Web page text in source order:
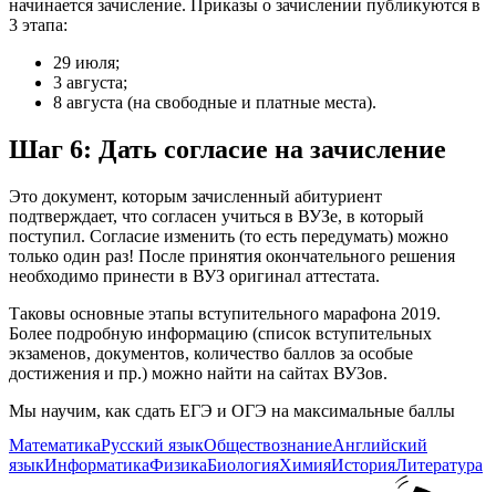
начинается зачисление. Приказы о зачислении публикуются в
3 этапа:
29 июля;
3 августа;
8 августа (на свободные и платные места).
Шаг 6: Дать согласие на зачисление
Это документ, которым зачисленный абитуриент
подтверждает, что согласен учиться в ВУЗе, в который
поступил. Согласие изменить (то есть передумать) можно
только один раз! После принятия окончательного решения
необходимо принести в ВУЗ оригинал аттестата.
Таковы основные этапы вступительного марафона 2019.
Более подробную информацию (список вступительных
экзаменов, документов, количество баллов за особые
достижения и пр.) можно найти на сайтах ВУЗов.
Мы научим, как сдать ЕГЭ и ОГЭ на максимальные баллы
МатематикаРусский языкОбществознаниеАнглийский
языкИнформатикаФизикаБиологияХимияИсторияЛитература